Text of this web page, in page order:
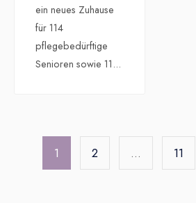
ein neues Zuhause
für 114
pflegebedürftige
Senioren sowie 11 ...
1 2 … 11